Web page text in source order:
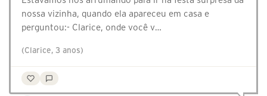
nossa vizinha, quando ela apareceu em casa e
perguntou:- Clarice, onde você v…
(Clarice, 3 anos)